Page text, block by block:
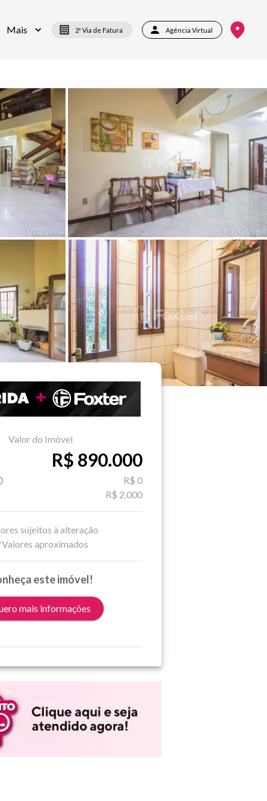
Mais 2ª Via de Fatura Agência Virtual
Valor do Imóvel
R$ 890.000
R$ 0
R$ 2.000
sujeitos à alteração
aproximados
este imóvel!
mais informações